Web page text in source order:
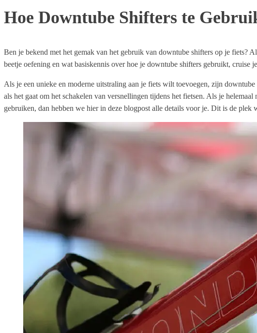
Hoe Downtube Shifters te
Ben je bekend met het gemak van het gebruik van downtube shifters op je fiets?
beetje oefening en wat basiskennis over hoe je downtube shifters gebruikt, cruise
Als je een unieke en moderne uitstraling aan je fiets wilt toevoegen, zijn
als het gaat om het schakelen van versnellingen tijdens het fietsen. Als je
gebruiken, dan hebben we hier in deze blogpost alle details voor je. Dit is de plek